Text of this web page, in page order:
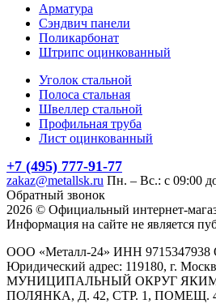
Арматура
Сэндвич панели
Поликарбонат
Штрипс оцинкованный
Уголок стальной
Полоса стальная
Швеллер стальной
Профильная труба
Лист оцинкованный
+7 (495) 777-91-77
zakaz@metallsk.ru Пн. – Вс.: с 09:00
Обратный звонок
2026 © Официальный интернет-
Информация на сайте не является
ООО «Металл-24» ИНН 9715347938
Юридический адрес: 119180, г.
МУНИЦИПАЛЬНЫЙ ОКРУГ
ПОЛЯНКА, Д. 42, СТР. 1, ПОМЕЩ.